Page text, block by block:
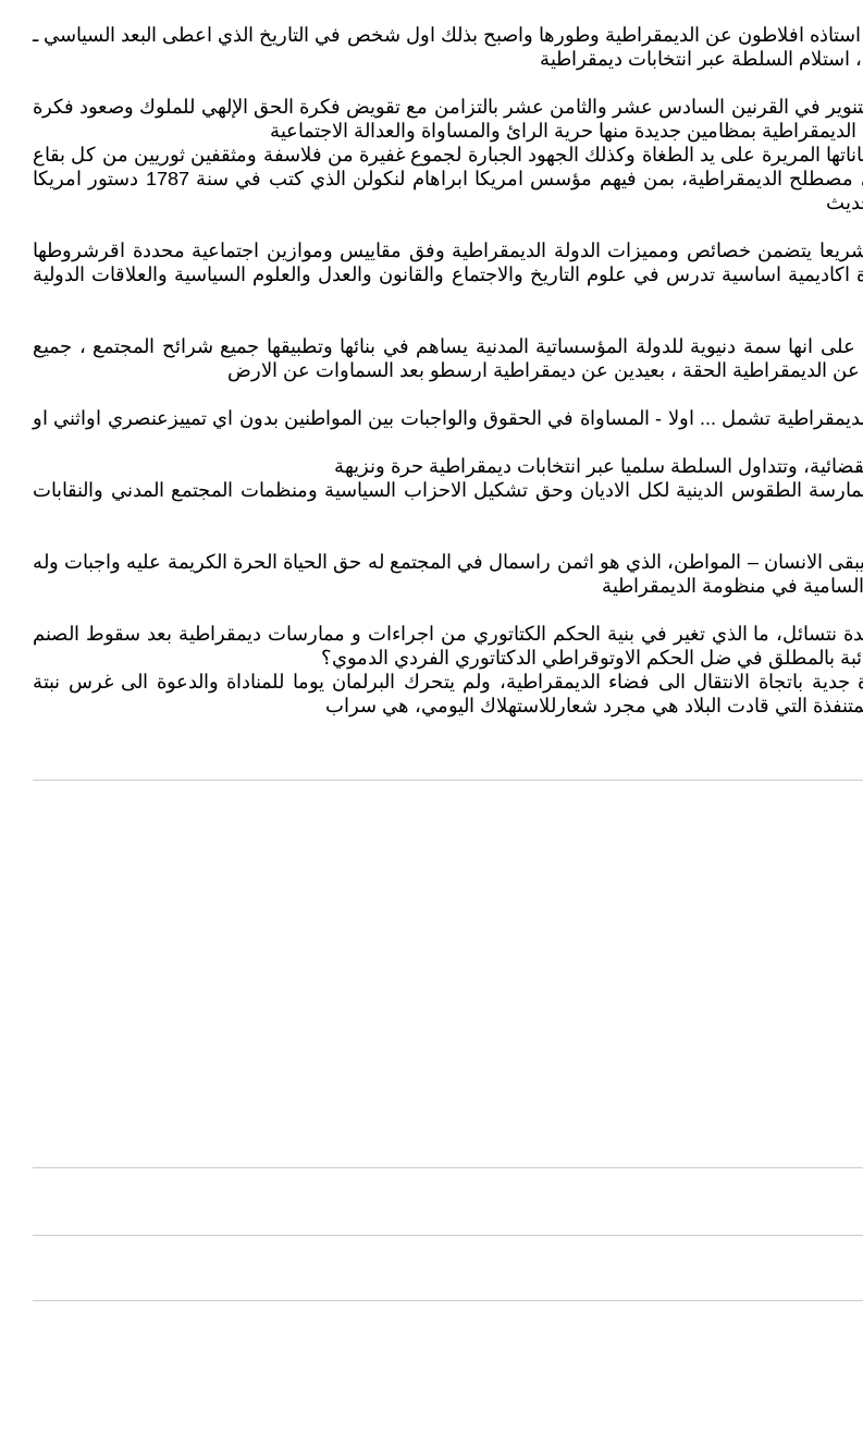
تبني تلميذه الفيلسوف اليوناني ارسطو(325- 385 ) فكرة استاذه افلاطون عن الديمقراطية وطورها واصبح بذلك اول شخص في التاريخ الذي اعطى البعد السياسي ـ
استلام السلطة عبر انتخابات ديمقراطية
في القرنين السادس عشر والثامن عشر بالتزامن مع تقويض فكرة الحق الإلهي للملوك وصعود فكرة
بمظامين جديدة منها حرية الرائ والمساواة والعدالة الاجتماعية
المريرة على يد الطغاة وكذلك الجهود الجبارة لجموع غفيرة من فلاسفة ومثقفين ثوريين من كل بقاع
العالم على امتداد ثلاثة قرون الاخيرة ساهمت في اثراء و"استكمال" معاني مصطلح الديمقراطية، بمن فيهم مؤسس امريكا ابراهام لنكولن الذي كتب في سنة 1787 دستور امريكا
1945اصدرت منظمة الامم المتحدة تشريعا يتضمن خصائص ومميزات الدولة الديمقراطية وفق مقاييس وموازين اجتماعية محددة اقرشروطها
اساسية تدرس في علوم التاريخ والاجتماع والقانون والعدل والعلوم السياسية والعلاقات الدولية
انها سمة دنيوية للدولة المؤسساتية المدنية يساهم في بنائها وتطبيقها جميع شرائح المجتمع ، جميع
عن الديمقراطية الحقة ، بعيدين عن ديمقراطية ارسطو بعد السماوات عن الارض
تشمل ... اولا - المساواة في الحقوق والواجبات بين المواطنين بدون اي تمييزعنصري اواثني او
وتتداول السلطة سلميا عبر انتخابات ديمقراطية حرة ونزيهة
الطقوس الدينية لكل الاديان وحق تشكيل الاحزاب السياسية ومنظمات المجتمع المدني والنقابات
الانسان – المواطن، الذي هو اثمن راسمال في المجتمع له حق الحياة الحرة الكريمة عليه واجبات وله
في منظومة الديمقراطية
نتسائل، ما الذي تغير في بنية الحكم الكتاتوري من اجراءات و ممارسات ديمقراطية بعد سقوط الصنم
بالمطلق في ضل الحكم الاوتوقراطي الدكتاتوري الفردي الدموي؟
الانتقال الى فضاء الديمقراطية، ولم يتحرك البرلمان يوما للمناداة والدعوة الى غرس نبتة
التي قادت البلاد هي مجرد شعارللاستهلاك اليومي، هي سراب